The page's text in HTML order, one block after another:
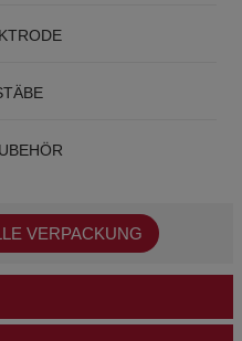
VERPACKUNG